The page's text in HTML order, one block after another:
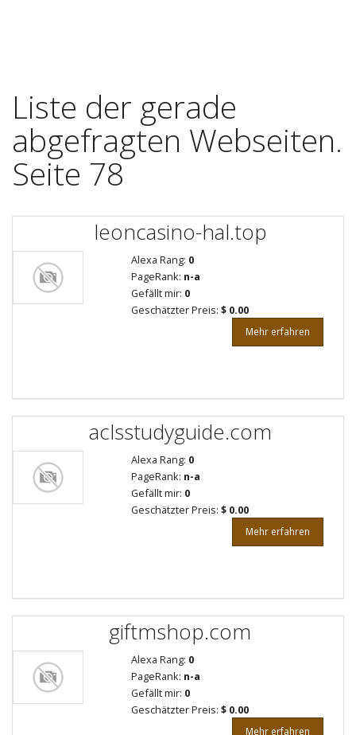
Liste der gerade
abgefragten Webseiten.
Seite 78
leoncasino-hal.top
Alexa Rang: 0
PageRank: n-a
Gefällt mir: 0
Geschätzter Preis: $ 0.00
Mehr erfahren
aclsstudyguide.com
Alexa Rang: 0
PageRank: n-a
Gefällt mir: 0
Geschätzter Preis: $ 0.00
Mehr erfahren
giftmshop.com
Alexa Rang: 0
PageRank: n-a
Gefällt mir: 0
Geschätzter Preis: $ 0.00
Mehr erfahren